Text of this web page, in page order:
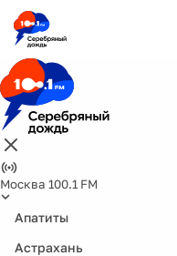
Москва 100.1 FM
Апатиты
Астрахань